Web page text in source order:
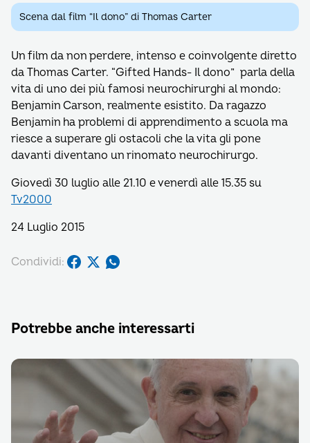
Scena dal film “Il dono” di Thomas Carter
Un film da non perdere, intenso e coinvolgente diretto
da Thomas Carter. “Gifted Hands- Il dono” parla della
vita di uno dei più famosi neurochirurghi al mondo:
Benjamin Carson, realmente esistito. Da ragazzo
Benjamin ha problemi di apprendimento a scuola ma
riesce a superare gli ostacoli che la vita gli pone
davanti diventano un rinomato neurochirurgo.
Giovedì 30 luglio alle 21.10 e venerdì alle 15.35 su
Tv2000
24 Luglio 2015
Condividi:
Potrebbe anche interessarti